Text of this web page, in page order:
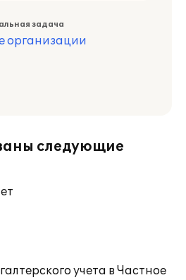
задача
организации
следующие
учета в Частное